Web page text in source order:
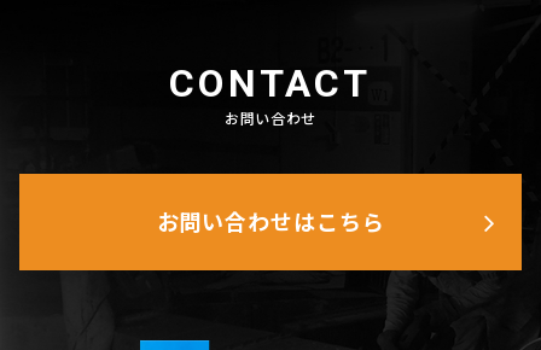
CONTACT
お問い合わせ
お問い合わせはこちら